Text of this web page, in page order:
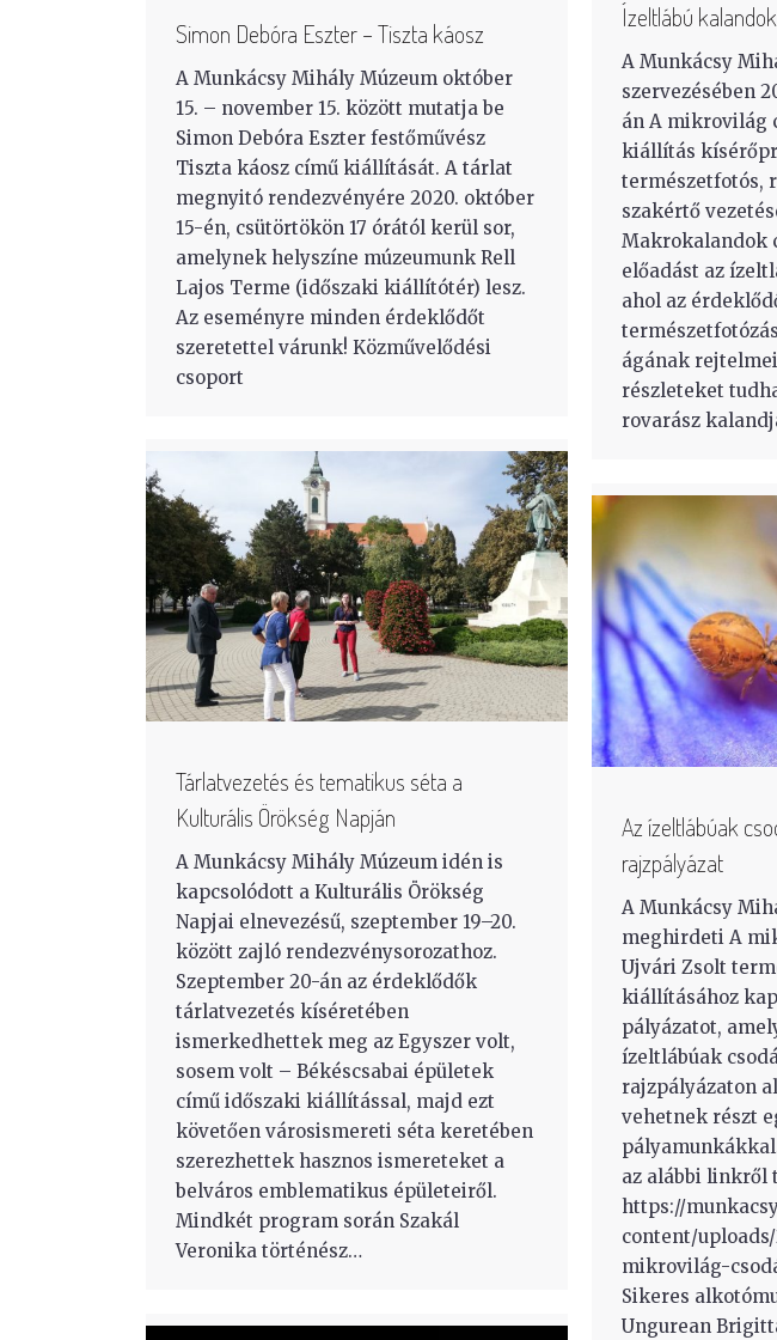
Simon Debóra Eszter – Tiszta káosz
A Munkácsy Mihály Múzeum október
15. – november 15. között mutatja be
Simon Debóra Eszter festőművész
Tiszta káosz című kiállítását. A tárlat
megnyitó rendezvényére 2020. október
15-én, csütörtökön 17 órától kerül sor,
amelynek helyszíne múzeumunk Rell
Lajos Terme (időszaki kiállítótér) lesz.
Az eseményre minden érdeklődőt
szeretettel várunk! Közművelődési
csoport
Ízeltlábú kalandok
A Munkácsy
szervezésében
án A mikrovilág
kiállítás
természetfotós,
szakértő
Makrokalandok
előadást az
ahol az
ágának
részleteket
rovarász
Tárlatvezetés és tematikus séta a
Kulturális Örökség Napján
A Munkácsy Mihály Múzeum idén is
kapcsolódott a Kulturális Örökség
Napjai elnevezésű, szeptember 19–20.
között zajló rendezvénysorozathoz.
Szeptember 20-án az érdeklődők
tárlatvezetés kíséretében
ismerkedhettek meg az Egyszer volt,
sosem volt – Békéscsabai épületek
című időszaki kiállítással, majd ezt
követően városismereti séta keretében
szerezhettek hasznos ismereteket a
belváros emblematikus épületeiről.
Mindkét program során Szakál
Veronika történész…
Az ízeltlábúak
rajzpályázat
A Munkácsy
meghirdeti A
Ujvári Zsolt
kiállításához
pályázatot,
ízeltlábúak
rajzpályázaton
vehetnek részt
az alábbi linkről
https://
content/
mikrovilág-
Sikeres
Ungurean